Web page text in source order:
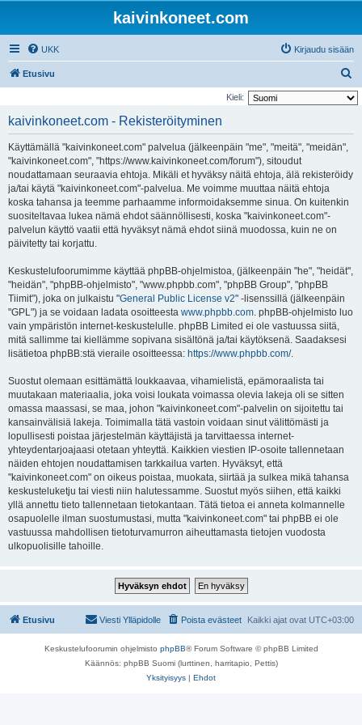
kaivinkoneet.com
UKK Kirjaudu sisään
Etusivu
t
Kieli:
kaivinkoneet.com - Rekisteröityminen
Käyttämällä "kaivinkoneet.com" palvelua (jälkeenpäin "me", "meitä", "meidän",
"kaivinkoneet.com", "https://www.kaivinkoneet.com/forum"), sitoudut
noudattamaan seuraavia ehtoja. Mikäli et hyväksy näitä ehtoja, älä rekisteröidy
ja/tai käytä "kaivinkoneet.com"-palvelua. Me voimme muuttaa näitä ehtoja
koska tahansa ja teemme parhaamme informoidaksemme sinua. On kuitenkin
suositeltavaa lukea nämä ehdot säännöllisesti, koska "kaivinkoneet.com"-
palvelun käyttö vaatii että hyväksyt nämä ehdot siinä muodossa, kuin ne on
päivitetty tai korjattu.
Keskustelufoorumimme käyttää phpBB-ohjelmistoa, (jälkeenpäin "he", "heidät",
"heidän", "phpBB-ohjelmisto", "www.phpbb.com", "phpBB Group", "phpBB
Tiimit"), joka on julkaistu "General Public License v2" -lisenssillä (jälkeenpäin
"GPL") ja se voidaan ladata osoitteesta www.phpbb.com. phpBB-ohjelmisto luo
vain ympäristön internet-keskustelulle. phpBB Limited ei ole vastuussa siitä,
mitä sallimme tai kiellämme sopivana sisältönä ja/tai käytöksenä. Saadaksesi
lisätietoa phpBB:stä vieraile osoitteessa: https://www.phpbb.com/.
Suostut olemaan esittämättä loukkaavaa, vihamielistä, epämoraalista tai
muutakaan materiaalia, joka voisi loukata voimassa olevia lakeja oli se sitten
omassa maassasi, se maa, johon "kaivinkoneet.com"-palvelin on sijoitettu tai
kansainvälisiä lakeja. Toimimalla tätä vastoin voidaan sinut välittömästi ja
lopullisesti poistaa järjestelmän käyttäjistä ja tarvittaessa internet-
yhteydentarjoajaasi otetaan yhteyttä. Kaikkien viestien IP-osoite tallennetaan
näiden ehtojen noudattamisen tarkkailua varten. Hyväksyt, että
"kaivinkoneet.com" on oikeus poistaa, muokata, siirtää ja sulkea mikä tahansa
keskusteluketju tai viesti niin halutessamme. Suostut myös siihen, että kaikki
yllä annettu tieto tallennetaan tietokantaan. Tätä tietoa ei anneta kolmannelle
osapuolelle ilman suostumustasi, mutta "kaivinkoneet.com" tai phpBB ei ole
vastuussa mahdollisen tietoturvamurron aiheuttamasta tietojen vuodosta
ulkopuolisille tahoille.
Etusivu Kaikki ajat ovat UTC+03:00
Poista evästeet
Viesti Ylläpidolle
Keskustelufoorumin ohjelmisto phpBB® Forum Software © phpBB Limited
Käännös: phpBB Suomi (lurttinen, harritapio, Pettis)
Yksityisyys | Ehdot